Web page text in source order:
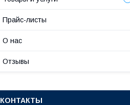
Прайс-листы
О нас
Отзывы
КОНТАКТЫ